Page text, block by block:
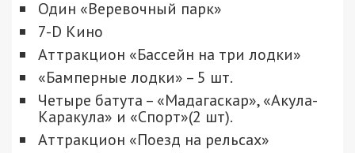
Один «Веревочный парк»
7-D Кино
Аттракцион «Бассейн на три лодки»
«Бамперные лодки» – 5 шт.
Четыре батута – «Мадагаскар», «Акула-
Каракула» и «Спорт»(2 шт).
Аттракцион «Поезд на рельсах»